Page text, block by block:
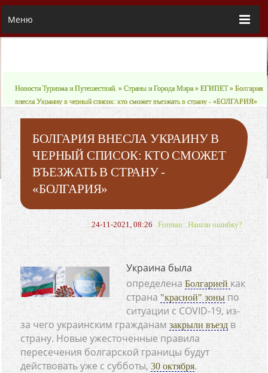
Меню
Новости Туризма и Путешествий. »Страны и Города Мира »ЕГИПЕТ» Болгария
внесла Украину в черный список: кто сможет въезжать в страну - «БОЛГАРИЯ»
БОЛГАРИЯ ВНЕСЛА УКРАИНУ В
ЧЕРНЫЙ СПИСОК: КТО СМОЖЕТ
ВЪЕЗЖАТЬ В СТРАНУ -
«БОЛГАРИЯ»
24-11-2021, 08:26Forman Нашли ошибку?
Украина была
определенаБолгарией как
страна"красной" зоны по
ситуации с COVID-19, из-
за чего украинским гражданамзакрыли въезд в
страну. Новые ужесточенные правила
пересечения болгарской границы будут
действовать уже с субботы,30 октября.